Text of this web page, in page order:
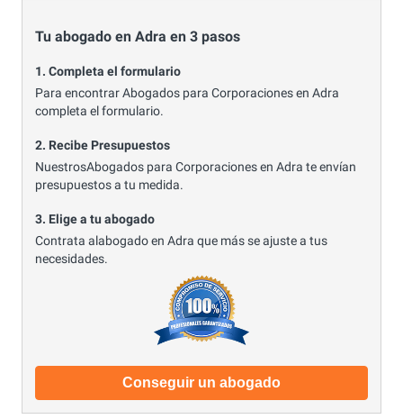
Tu abogado en Adra en 3 pasos
1. Completa el formulario
Para encontrar Abogados para Corporaciones en Adra
completa el formulario.
2. Recibe Presupuestos
NuestrosAbogados para Corporaciones en Adra te envían
presupuestos a tu medida.
3. Elige a tu abogado
Contrata alabogado en Adra que más se ajuste a tus
necesidades.
Conseguir un abogado